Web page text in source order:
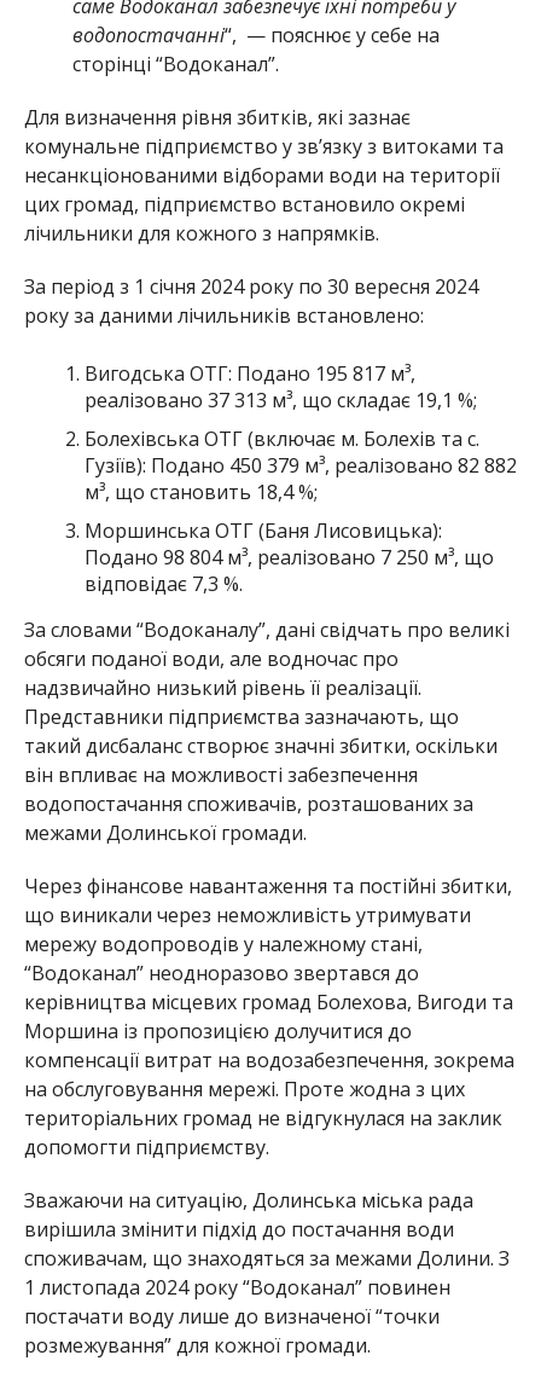
саме Водоканал забезпечує їхні потреби у
водопостачанні“, — пояснює у себе на
сторінці “Водоканал”.
Для визначення рівня збитків, які зазнає
комунальне підприємство у зв’язку з витоками та
несанкціонованими відборами води на території
цих громад, підприємство встановило окремі
лічильники для кожного з напрямків.
За період з 1 січня 2024 року по 30 вересня 2024
року за даними лічильників встановлено:
Вигодська ОТГ: Подано 195 817 м³,
реалізовано 37 313 м³, що складає 19,1 %;
Болехівська ОТГ (включає м. Болехів та с.
Гузіїв): Подано 450 379 м³, реалізовано 82 882
м³, що становить 18,4 %;
Моршинська ОТГ (Баня Лисовицька):
Подано 98 804 м³, реалізовано 7 250 м³, що
відповідає 7,3 %.
За словами “Водоканалу”, дані свідчать про великі
обсяги поданої води, але водночас про
надзвичайно низький рівень її реалізації.
Представники підприємства зазначають, що
такий дисбаланс створює значні збитки, оскільки
він впливає на можливості забезпечення
водопостачання споживачів, розташованих за
межами Долинської громади.
Через фінансове навантаження та постійні збитки,
що виникали через неможливість утримувати
мережу водопроводів у належному стані,
“Водоканал” неодноразово звертався до
керівництва місцевих громад Болехова, Вигоди та
Моршина із пропозицією долучитися до
компенсації витрат на водозабезпечення, зокрема
на обслуговування мережі. Проте жодна з цих
територіальних громад не відгукнулася на заклик
допомогти підприємству.
Зважаючи на ситуацію, Долинська міська рада
вирішила змінити підхід до постачання води
споживачам, що знаходяться за межами Долини. З
1 листопада 2024 року “Водоканал” повинен
постачати воду лише до визначеної “точки
розмежування” для кожної громади.